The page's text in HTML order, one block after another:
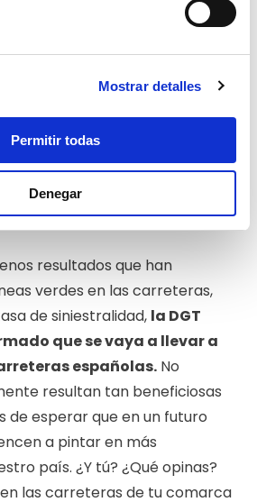
Mostrar detalles
Permitir todas
Denegar
secundarias son las
enPalencia,
la CL-615 y la CL-613. Estas
con rectas de larga
estado de conservación, por
una falsa sensación de
superando el límite de
de90km/h.
resultados que han
verdes en las carreteras,
de siniestralidad, la DGT
que se vaya a llevar a
españolas. No
resultan tan beneficiosas
de esperar que en un futuro
a pintar en más
país. ¿Y tú? ¿Qué opinas?
las carreteras de tu comarca